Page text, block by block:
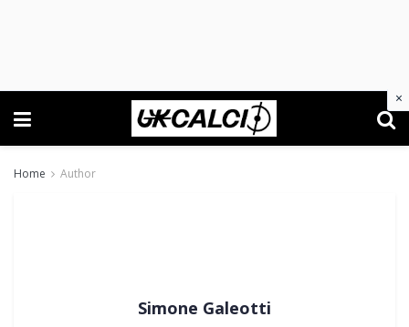
Home Author
Simone Galeotti
×